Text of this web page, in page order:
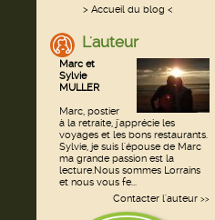
> Accueil du blog <
L'auteur
Marc et
Sylvie
MULLER
Marc, postier
à la retraite, j'apprécie les
voyages et les bons restaurants.
Sylvie, je suis l'épouse de Marc
ma grande passion est la
lecture.Nous sommes Lorrains
et nous vous fe...
Contacter l'auteur >>